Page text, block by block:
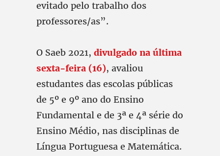
evitado pelo trabalho dos
professores/as”.
O Saeb 2021, divulgado na última
sexta-feira (16), avaliou
estudantes das escolas públicas
de 5º e 9º ano do Ensino
Fundamental e de 3ª e 4ª série do
Ensino Médio, nas disciplinas de
Língua Portuguesa e Matemática.